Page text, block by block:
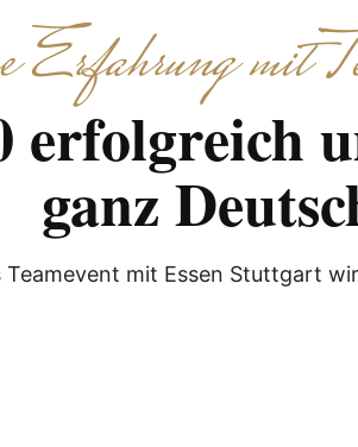
mit
erfolgreich
ganz
Teamevent mit Essen Stuttgart